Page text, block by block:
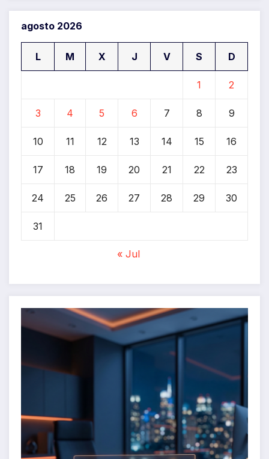
agosto 2026
L M X J V S D
1 2
3 4 5 6 7 8 9
10 11 12 13 14 15 16
17 18 19 20 21 22 23
24 25 26 27 28 29 30
31
« Jul